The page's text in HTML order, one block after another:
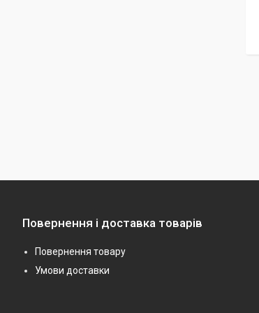
Повернення і доставка товарів
Повернення товару
Умови доставки